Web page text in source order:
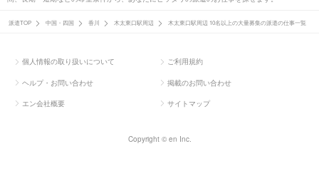
派遣TOP 中国・四国 香川 木太東口駅周辺 木太東口駅周辺 10名以上の大量募集の派遣の仕事一覧
個人情報の取り扱いについて ご利用規約
ヘルプ・お問い合わせ 掲載のお問い合わせ
エン会社概要 サイトマップ
Copyright © en Inc.